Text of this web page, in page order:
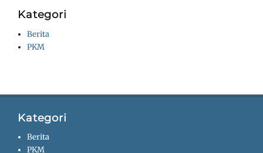
Kategori
Berita
PKM
Kategori
Berita
PKM